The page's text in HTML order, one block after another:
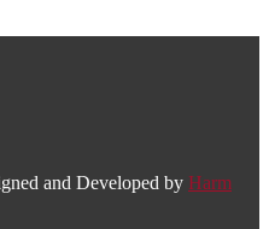
and Developed by Harm